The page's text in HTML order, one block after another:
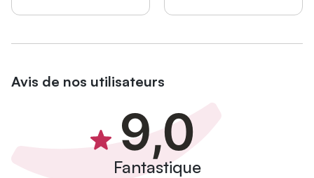
Avis de nos utilisateurs
9,0
Fantastique